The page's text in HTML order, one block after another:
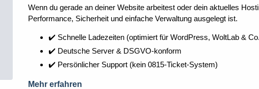
Wenn du gerade an deiner Website arbeitest oder dein aktuelles
Performance, Sicherheit und einfache Verwaltung ausgelegt ist.
✔️ Schnelle Ladezeiten (optimiert für WordPress, WoltLab &
✔️ Deutsche Server & DSGVO-konform
✔️ Persönlicher Support (kein 0815-Ticket-System)
Mehr erfahren